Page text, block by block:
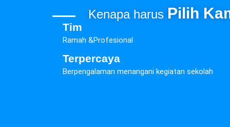
Kenapa harus Pilih
Tim
Ramah &Profesional
Terpercaya
Berpengalaman menangani kegiatan sekolah